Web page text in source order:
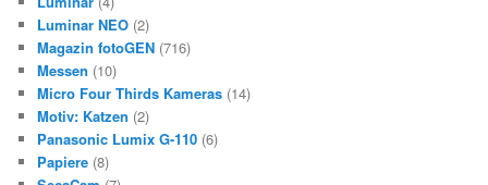
Luminar NEO (2)
Magazin fotoGEN (716)
Messen (10)
Micro Four Thirds Kameras (14)
Motiv: Katzen (2)
Panasonic Lumix G-110 (6)
Papiere (8)